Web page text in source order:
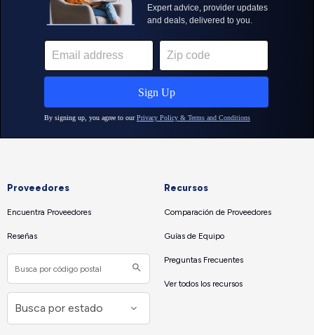
Proveedores
Encuentra Proveedores
Reseñas
Recursos
Comparación de Proveedores
Guías de Equipo
Preguntas Frecuentes
Ver todos los recursos